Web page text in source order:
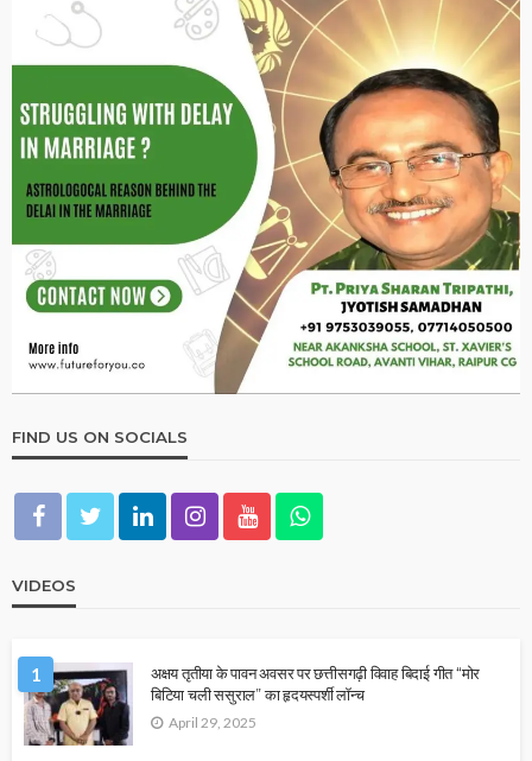
FIND US ON SOCIALS
VIDEOS
1
अक्षय तृतीया के पावन अवसर पर छत्तीसगढ़ी विवाह बिदाई गीत “मोर
बिटिया चली ससुराल” का हृदयस्पर्शी लॉन्च
April 29, 2025